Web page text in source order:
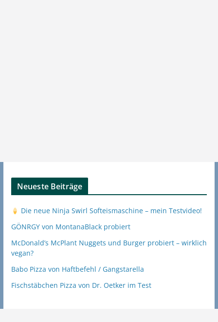
Neueste Beiträge
Die neue Ninja Swirl Softeismaschine – mein Testvideo!
GÖNRGY von MontanaBlack probiert
McDonald’s McPlant Nuggets und Burger probiert – wirklich
vegan?
Babo Pizza von Haftbefehl / Gangstarella
Fischstäbchen Pizza von Dr. Oetker im Test